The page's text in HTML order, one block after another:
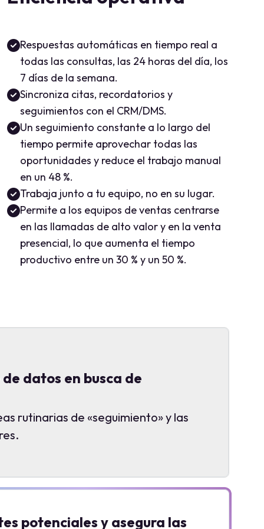
Respuestas automáticas en tiempo real a
todas las consultas, las 24 horas del día, los
7 días de la semana.
Sincroniza citas, recordatorios y
seguimientos con el CRM/DMS.
Un seguimiento constante a lo largo del
tiempo permite aprovechar todas las
oportunidades y reduce el trabajo manual
en un 48 %.
Trabaja junto a tu equipo, no en su lugar.
Permite a los equipos de ventas centrarse
en las llamadas de alto valor y en la venta
presencial, lo que aumenta el tiempo
productivo entre un 30 % y un 50 %.
datos en busca de
rutinarias de «seguimiento» y las
potenciales y asegura las